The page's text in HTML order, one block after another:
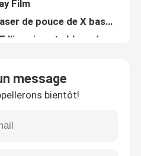
Film bleu médical d'impression laser de toner de pouce de l'ANIMAL FAMILIER X Ray Film 11x14 de radiologie d'OEM
message
bientôt!